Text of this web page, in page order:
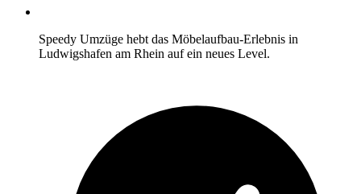
Speedy Umzüge hebt das Möbelaufbau-Erlebnis in
Ludwigshafen am Rhein auf ein neues Level.